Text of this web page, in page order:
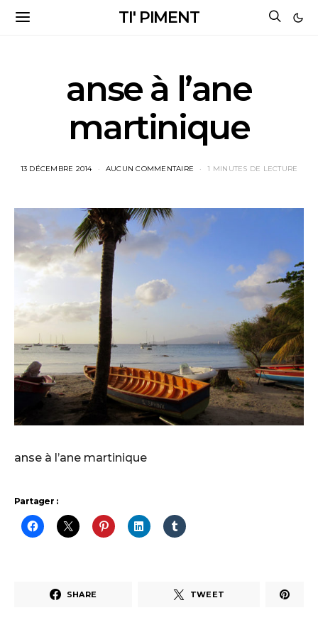
TI' PIMENT
anse à l’ane
martinique
13 DÉCEMBRE 2014 AUCUN COMMENTAIRE 1 MINUTES DE LECTURE
anse à l’ane martinique
Partager :
SHARE TWEET